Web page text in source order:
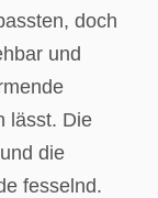
doch
und
lässt. Die
die
fesselnd.